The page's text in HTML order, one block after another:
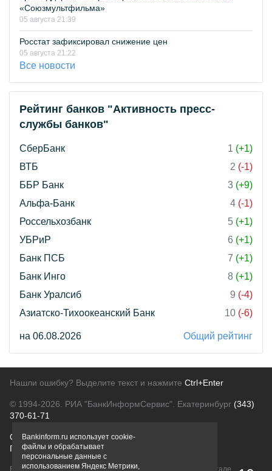
«Союзмультфильма»
05 августа 21:39
Росстат зафиксировал снижение цен
05 августа 21:22
Все новости
Рейтинг банков "Активность пресс-
службы банков"
СберБанк 1 (+1)
ВТБ
2 (-1)
ББР Банк
3 (+9)
Альфа-Банк
4 (-1)
Россельхозбанк
5 (+1)
УБРиР
6 (+1)
Банк ПСБ
7 (+1)
Банк Инго
8 (+1)
Банк Уралсиб
9 (-4)
Азиатско-Тихоокеанский Банк
10 (-6)
на 06.08.2026 Общий рейтинг
Нашли ошибку? Выделите текст и нажмите Ctrl+Enter
© 1994-2026. РИА "БанкИнформСервис". Екатеринбург (343)
370-61-71
О проектеПолитика конфиденциальности
Правовая информацияДля рекламодателей
Вся информация о продуктах банков, размещенная на портале
Bankinform.ru использует cookie-
файлы и обрабатывает
персональные данные с
использованием Яндекс Метрики,